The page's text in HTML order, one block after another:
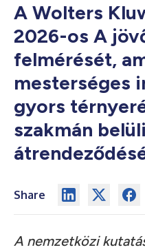
A Wolters
2026-os A
felmérését,
mesterséges
gyors
szakmán
Share
A nemzetközi